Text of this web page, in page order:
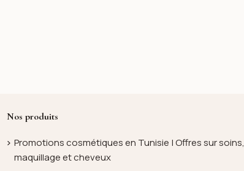
Nos produits
Promotions cosmétiques en Tunisie | Offres sur soins,
maquillage et cheveux